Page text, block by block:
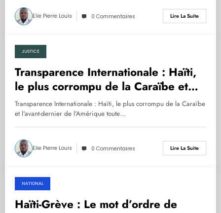
Elie Pierre Louis 0 Commentaires Lire La Suite
01.02.2021
JUSTICE
Transparence Internationale : Haïti,
le plus corrompu de la Caraïbe et
l’avant-dernier de l’Amérique toute
entière
Transparence Internationale : Haïti, le plus corrompu de la Caraïbe
et l'avant-dernier de l'Amérique toute…
Elie Pierre Louis 0 Commentaires Lire La Suite
01.02.2021
NATIONAL
Haïti-Grève : Le mot d’ordre de